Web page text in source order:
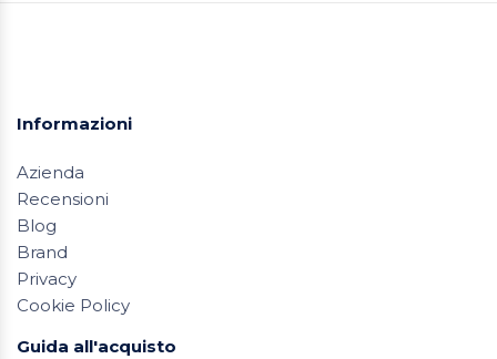
Informazioni
Azienda
Recensioni
Blog
Brand
Privacy
Cookie Policy
Guida all'acquisto